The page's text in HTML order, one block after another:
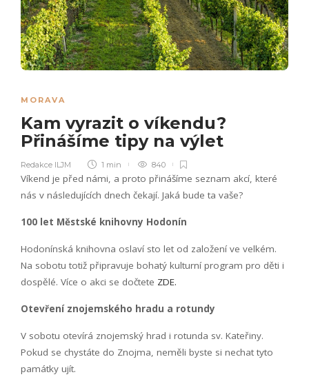
MORAVA
Kam vyrazit o víkendu?
Přinášíme tipy na výlet
Redakce ILJM 1 min 840
Víkend je před námi, a proto přinášíme seznam akcí, které
nás v následujících dnech čekají. Jaká bude ta vaše?
100 let Městské knihovny Hodonín
Hodonínská knihovna oslaví sto let od založení ve velkém.
Na sobotu totiž připravuje bohatý kulturní program pro děti i
dospělé. Více o akci se dočtete ZDE.
Otevření znojemského hradu a rotundy
V sobotu otevírá znojemský hrad i rotunda sv. Kateřiny.
Pokud se chystáte do Znojma, neměli byste si nechat tyto
památky ujít.